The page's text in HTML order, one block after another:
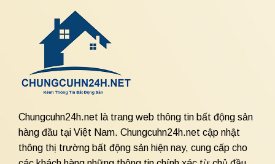
Chungcuhn24h.net là trang web thông tin bất động sản
hàng đầu tại Việt Nam. Chungcuhn24h.net cập nhật
thông thị trường bất động sản hiện nay, cung cấp cho